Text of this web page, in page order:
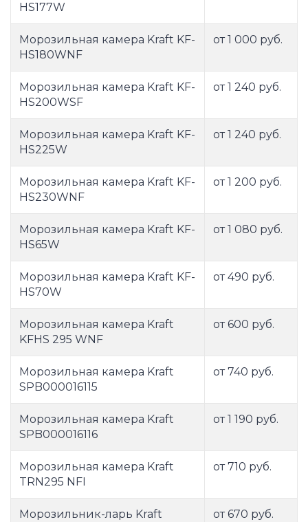
HS177W
Морозильная камера Kraft KF-
HS180WNF
от 1 000 руб.
Морозильная камера Kraft KF-
HS200WSF
от 1 240 руб.
Морозильная камера Kraft KF-
HS225W
от 1 240 руб.
Морозильная камера Kraft KF-
HS230WNF
от 1 200 руб.
Морозильная камера Kraft KF-
HS65W
от 1 080 руб.
Морозильная камера Kraft KF-
HS70W
от 490 руб.
Морозильная камера Kraft
KFHS 295 WNF
от 600 руб.
Морозильная камера Kraft
SPB000016115
от 740 руб.
Морозильная камера Kraft
SPB000016116
от 1 190 руб.
Морозильная камера Kraft
TRN295 NFI
от 710 руб.
Морозильник-ларь Kraft
от 670 руб.